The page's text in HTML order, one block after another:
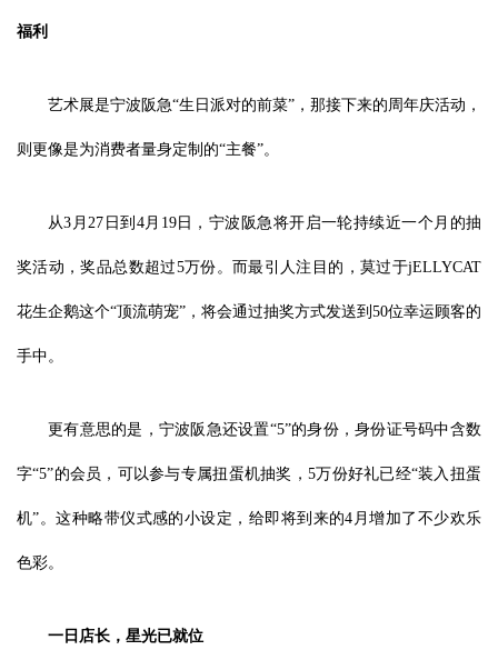
福利
艺术展是宁波阪急“生日派对的前菜”，那接下来的周年庆活动，
则更像是为消费者量身定制的“主餐”。
从3月27日到4月19日，宁波阪急将开启一轮持续近一个月的抽
奖活动，奖品总数超过5万份。而最引人注目的，莫过于jELLYCAT
花生企鹅这个“顶流萌宠”，将会通过抽奖方式发送到50位幸运顾客的
手中。
更有意思的是，宁波阪急还设置“5”的身份，身份证号码中含数
字“5”的会员，可以参与专属扭蛋机抽奖，5万份好礼已经“装入扭蛋
机”。这种略带仪式感的小设定，给即将到来的4月增加了不少欢乐
色彩。
一日店长 ， 星光已就位